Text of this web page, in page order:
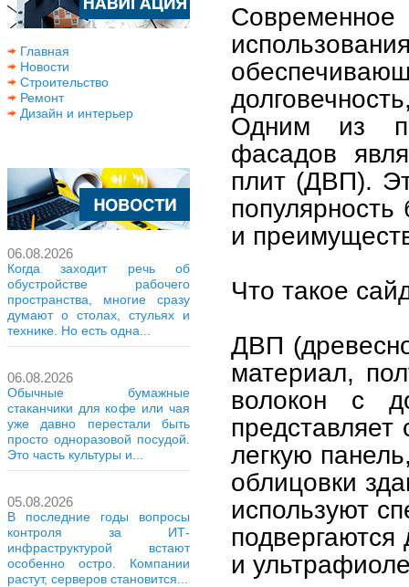
Главная
Новости
Строительство
Ремонт
Дизайн и интерьер
06.08.2026
Когда заходит речь об
обустройстве рабочего
пространства, многие сразу
думают о столах, стульях и
технике. Но есть одна...
06.08.2026
Обычные бумажные
стаканчики для кофе или чая
уже давно перестали быть
просто одноразовой посудой.
Это часть культуры и...
05.08.2026
В последние годы вопросы
контроля за ИТ-
инфраструктурой встают
особенно остро. Компании
растут, серверов становится...
Одним из
фасадов
плит (ДВП).
и
Что такое
ДВП
материал,
волокон с
легкую
облицовки
используют
подвергаются
и